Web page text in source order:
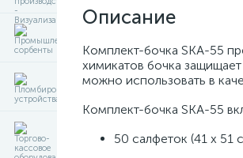
Описание
Комплект-бочка SKA-55
химикатов бочка
можно использовать в
Комплект-бочка SKA-55
50 салфеток (41 х 51